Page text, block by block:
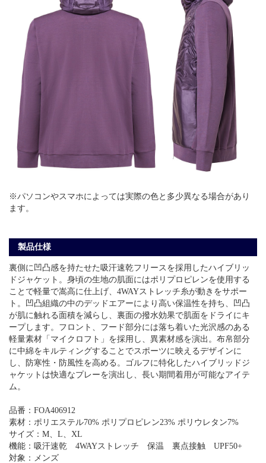
※パソコンやスマホによっては実際の色と多少異なる場合があり
ます。
製品仕様
裏側に凹凸感を持たせた吸汗速乾フリースを採用したハイブリッ
ドジャケット。身頃の生地の肌面にはポリプロピレンを使用する
ことで軽量で嵩高に仕上げ、4WAYストレッチ糸が動きをサポー
ト。凹凸組織の中のデッドエアーにより高い保温性を持ち、凹凸
が肌に触れる面積を減らし、裏面の撥水効果で肌面をドライにキ
ープします。フロント、フード部分には落ち着いた光沢感のある
軽量素材「マイクロフト」を採用し、異素材感を演出。布帛部分
に中綿をキルティングすることでスポーツに映えるデザインに
し、防寒性・防風性を高める。ゴルフに特化したハイブリッドジ
ャケットは快適なプレーを演出し、長い期間着用が可能なアイテ
ム。
品番：FOA406912
素材：ポリエステル70% ポリプロピレン23% ポリウレタン7%
サイズ：M、L、XL
機能：吸汗速乾 4WAYストレッチ 保温 裏点接触 UPF50+
対象：メンズ